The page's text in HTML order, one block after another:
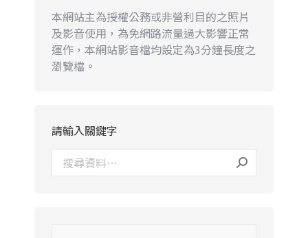
本網站主為授權公務或非營利目的之照片
及影音使用，為免網路流量過大影響正常
運作，本網站影音檔均設定為3分鐘長度之
瀏覽檔。
請輸入關鍵字